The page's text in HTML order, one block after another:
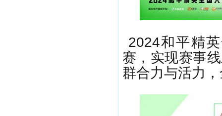
2024和平精
赛，实现赛事
群合力与活力